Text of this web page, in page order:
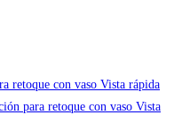
Vista rápida
Vista